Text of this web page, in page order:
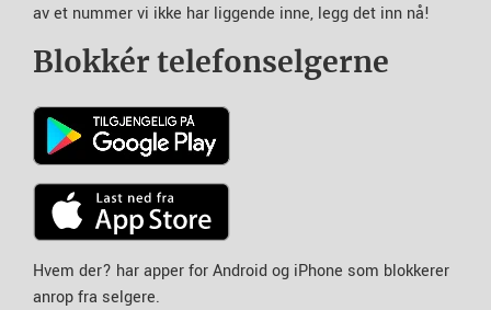
av et nummer vi ikke har liggende inne, legg det inn nå!
Blokkér telefonselgerne
Hvem der? har apper for Android og iPhone som blokkerer
anrop fra selgere.